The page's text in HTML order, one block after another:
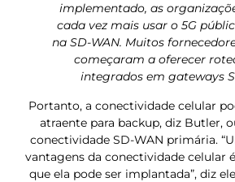
implementado, as
cada vez mais usar o 5G
na SD-WAN. Muitos
começaram a oferecer
integrados em gateways
Portanto, a conectividade celular
atraente para backup, diz Butler,
conectividade SD-WAN primária.
vantagens da conectividade celular
que ela pode ser implantada”, diz